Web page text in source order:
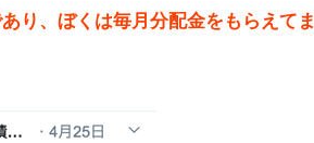
り、ぼくは毎月分配金をもらえてま